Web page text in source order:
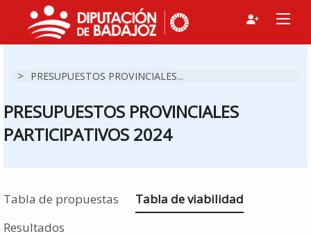
> PRESUPUESTOS PROVINCIALES...
PRESUPUESTOS PROVINCIALES
PARTICIPATIVOS 2024
Tabla de propuestas Estás en
Tabla de viabilidad
Resultados